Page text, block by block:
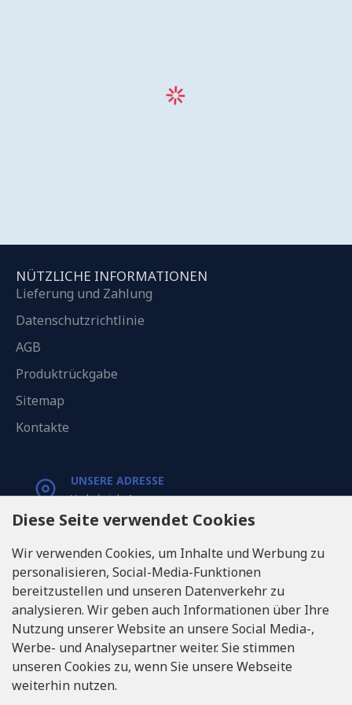
NÜTZLICHE INFORMATIONEN
Lieferung und Zahlung
Datenschutzrichtlinie
AGB
Produktrückgabe
Sitemap
Kontakte
UNSERE ADRESSE
Varkaļu iela 1,
Riga, Latvia, LV1067
RUFEN SIE UNS
Tel: +371 20371100
INFO@LUKONS.COM
UNTERNEHMENS-DETAILS
RITONE SIA
Diese Seite verwendet Cookies
Wir verwenden Cookies, um Inhalte und Werbung zu
personalisieren, Social-Media-Funktionen
bereitzustellen und unseren Datenverkehr zu
analysieren. Wir geben auch Informationen über Ihre
Nutzung unserer Website an unsere Social Media-,
Werbe- und Analysepartner weiter. Sie stimmen
unseren Cookies zu, wenn Sie unsere Webseite
weiterhin nutzen.